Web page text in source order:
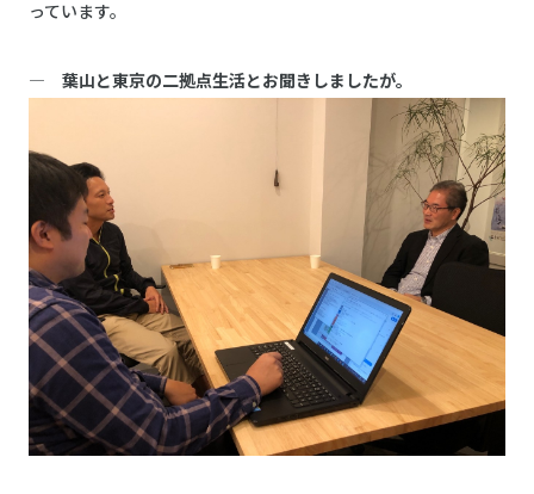
っています。
― 葉山と東京の二拠点生活とお聞きしましたが。